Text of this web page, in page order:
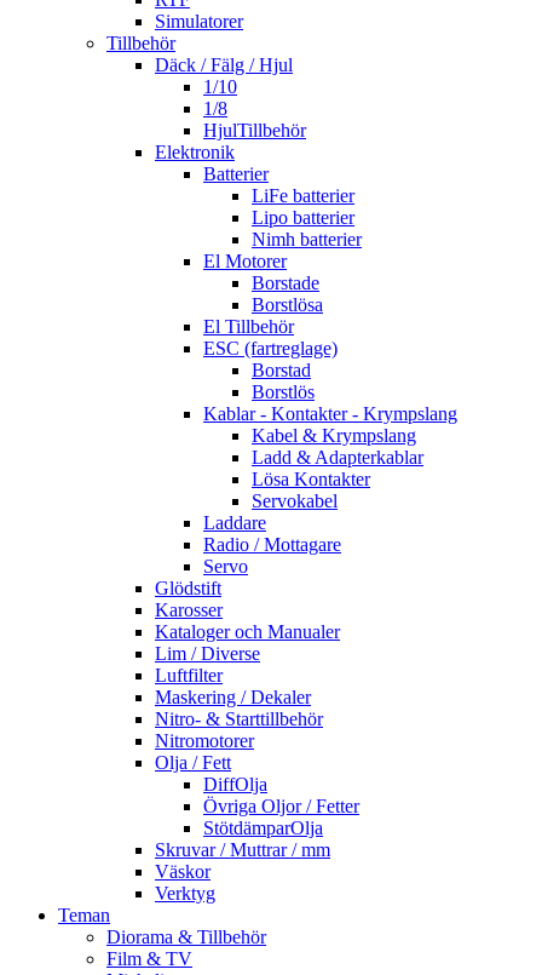
Simulatorer
Tillbehör
Däck / Fälg / Hjul
1/10
1/8
HjulTillbehör
Elektronik
Batterier
LiFe batterier
Lipo batterier
Nimh batterier
El Motorer
Borstade
Borstlösa
El Tillbehör
ESC (fartreglage)
Borstad
Borstlös
Kablar - Kontakter - Krympslang
Kabel & Krympslang
Ladd & Adapterkablar
Lösa Kontakter
Servokabel
Laddare
Radio / Mottagare
Servo
Glödstift
Karosser
Kataloger och Manualer
Lim / Diverse
Luftfilter
Maskering / Dekaler
Nitro- & Starttillbehör
Nitromotorer
Olja / Fett
DiffOlja
Övriga Oljor / Fetter
StötdämparOlja
Skruvar / Muttrar / mm
Väskor
Verktyg
Teman
Diorama & Tillbehör
Film & TV